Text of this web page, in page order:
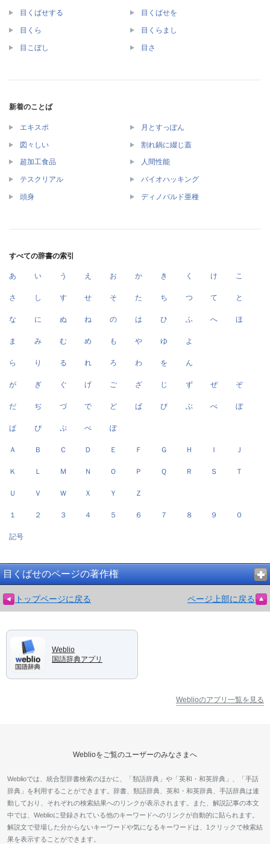
目くばせする 目くばせを
目くら 目くらまし
目こぼし 目さ
新着のことば
エキスポ 月とすっぽん
図々しい 割れ鍋に綴じ蓋
超加工食品 人間性能
テスクリアル バイオハッキング
頭身 ディノバルド亜種
すべての辞書の索引
あ い う え お か き く け こ
さ し す せ そ た ち つ て と
な に ぬ ね の は ひ ふ へ ほ
ま み む め も や ゆ よ
ら り る れ ろ わ を ん
が ぎ ぐ げ ご ざ じ ず ぜ ぞ
だ ぢ づ で ど ば び ぶ べ ぼ
ぱ ぴ ぷ ぺ ぽ
Ａ Ｂ Ｃ Ｄ Ｅ Ｆ Ｇ Ｈ Ｉ Ｊ
Ｋ Ｌ Ｍ Ｎ Ｏ Ｐ Ｑ Ｒ Ｓ Ｔ
Ｕ Ｖ Ｗ Ｘ Ｙ Ｚ
１ ２ ３ ４ ５ ６ ７ ８ ９ ０
記号
目くばせのページの著作権
トップページに戻る ページ上部に戻る
Weblio
国語辞典アプリ
Weblioのアプリ一覧を見る
Weblioをご覧のユーザーのみなさまへ
Weblioでは、統合型辞書検索のほかに、「類語辞典」や「英和・和英辞典」、「手話
辞典」を利用することができます。辞書、類語辞典、英和・和英辞典、手話辞典は連
動しており、それぞれの検索結果へのリンクが表示されます。また、解説記事の本文
中では、Weblioに登録されている他のキーワードへのリンクが自動的に貼られます。
解説文で登場した分からないキーワードや気になるキーワードは、1クリックで検索結
果を表示することができます。